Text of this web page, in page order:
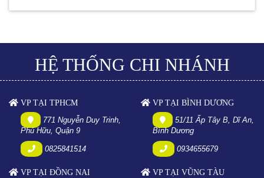
HỆ THỐNG CHI NHÁNH
VP TẠI TPHCM
771 Nguyễn Duy Trinh,
Phú Hữu, Quận 9
0825841514
VP TẠI BÌNH DƯƠNG
51/11 Ấp Tây B, Dĩ An,
Bình Dương
0934655679
VP TẠI ĐỒNG NAI
VP TẠI VŨNG TÀU